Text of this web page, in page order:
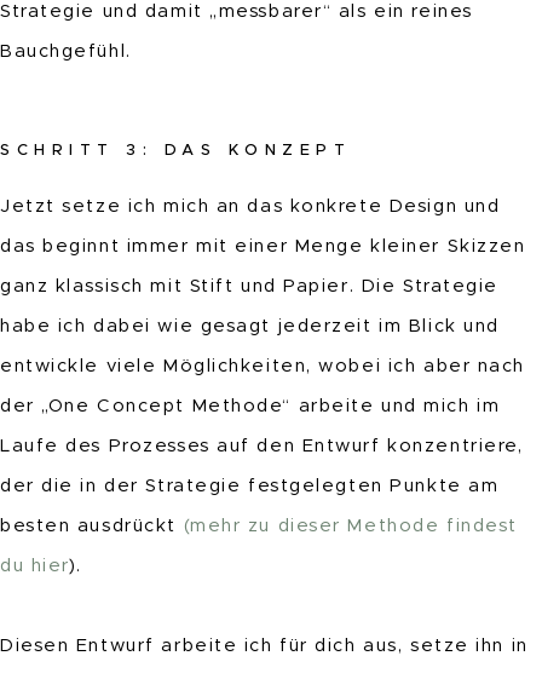
Strategie und damit „messbarer“ als ein reines
Bauchgefühl.
SCHRITT 3: DAS KONZEPT
Jetzt setze ich mich an das konkrete Design und
das beginnt immer mit einer Menge kleiner Skizzen
ganz klassisch mit Stift und Papier. Die Strategie
habe ich dabei wie gesagt jederzeit im Blick und
entwickle viele Möglichkeiten, wobei ich aber nach
der „One Concept Methode“ arbeite und mich im
Laufe des Prozesses auf den Entwurf konzentriere,
der die in der Strategie festgelegten Punkte am
besten ausdrückt (mehr zu dieser Methode findest
du hier).
Diesen Entwurf arbeite ich für dich aus, setze ihn in